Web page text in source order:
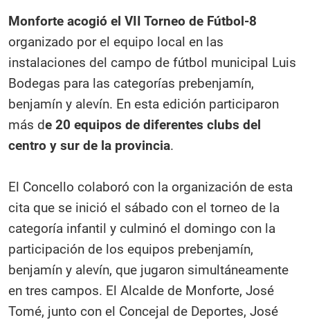
Monforte acogió el VII Torneo de Fútbol-8
organizado por el equipo local en las
instalaciones del campo de fútbol municipal Luis
Bodegas para las categorías prebenjamín,
benjamín y alevín. En esta edición participaron
más de 20 equipos de diferentes clubs del
centro y sur de la provincia.
El Concello colaboró con la organización de esta
cita que se inició el sábado con el torneo de la
categoría infantil y culminó el domingo con la
participación de los equipos prebenjamín,
benjamín y alevín, que jugaron simultáneamente
en tres campos. El Alcalde de Monforte, José
Tomé, junto con el Concejal de Deportes, José